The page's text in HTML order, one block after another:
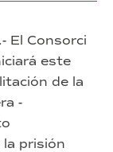
.- El Consorci
este
de la
-
prisión